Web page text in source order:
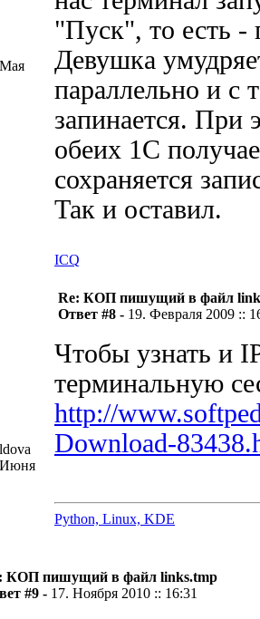
"Пуск", то есть -
Девушка
параллельно и с
запинается. При
обеих 1С
сохраняется
Так и оставил.
ICQ
Июня
Re: КОП пишущий в файл
Ответ #8 - 19. Февраля 2009 ::
Чтобы узнать и
терминальную
http://
Download-
Python, Linux, KDE
КОП пишущий в файл links.tmp
#9 - 17. Ноября 2010 :: 16:31